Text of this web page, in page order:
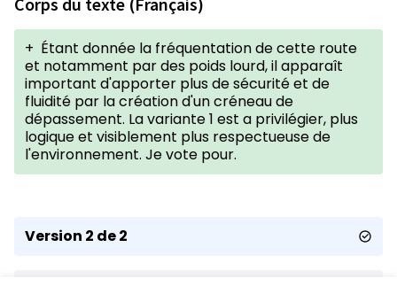
+ Étant donnée la fréquentation de cette route
et notamment par des poids lourd, il apparaît
important d'apporter plus de sécurité et de
fluidité par la création d'un créneau de
dépassement. La variante 1 est a privilégier, plus
logique et visiblement plus respectueuse de
l'environnement. Je vote pour.
Version 2 de 2